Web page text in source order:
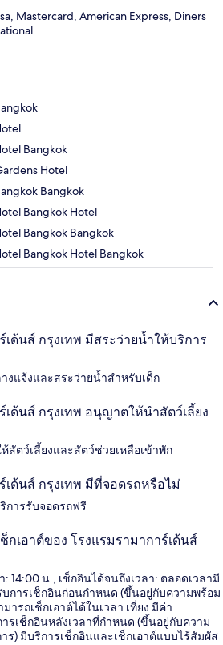
Mastercard, American Express, Diners
Bangkok
Hotel
Bangkok
Bangkok Hotel
Bangkok Bangkok
Bangkok Hotel Bangkok
เด้นส์ กรุงเทพ มีสระว่ายน้ำให้บริการ
งแจ้งและสระว่ายน้ำสำหรับเด็ก
เด้นส์ กรุงเทพ อนุญาตให้นำสัตว์เลี้ยง
สัตว์เลี้ยงและสัตว์ช่วยเหลือเข้าพัก
เด้นส์ กรุงเทพ มีที่จอดรถหรือไม่
การรับจอดรถฟรี
กเอาต์ของ โรงแรมรามาการ์เด้นส์
: 14:00 น., เช็กอินได้จนถึงเวลา: ตลอดเวลามี
การเช็กอินก่อนกำหนด (ขึ้นอยู่กับความพร้อม
ารถเช็กเอาต์ได้ในเวลา เที่ยง มีค่า
รเช็กอินหลังเวลาที่กำหนด (ขึ้นอยู่กับความ
ร) มีบริการเช็กอินและเช็กเอาต์แบบไร้สัมผัส